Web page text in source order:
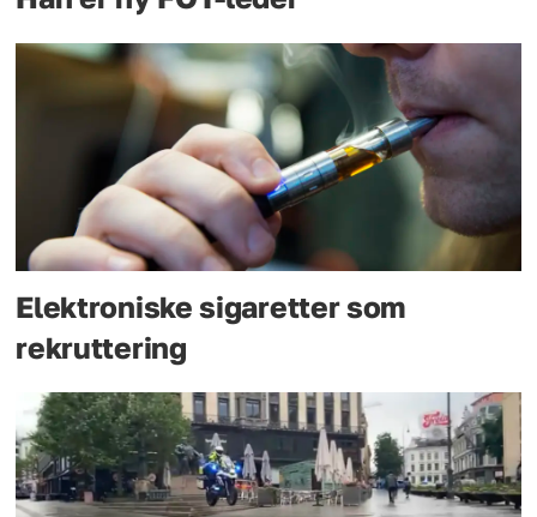
Elektroniske sigaretter som
rekruttering